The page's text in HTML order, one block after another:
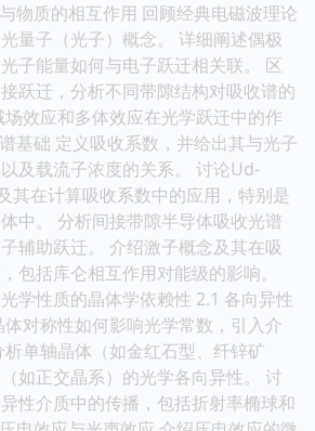
物质的相互作用 回顾经典电磁波理论
量子（光子）概念。 详细阐述偶极
子能量如何与电子跃迁相关联。 区
跃迁，分析不同带隙结构对吸收谱的
效应和多体效应在光学跃迁中的作
基础 定义吸收系数，并给出其与光子
及载流子浓度的关系。 讨论Ud-
其在计算吸收系数中的应用，特别是
中。 分析间接带隙半导体吸收光谱
辅助跃迁。 介绍激子概念及其在吸
包括库仑相互作用对能级的影响。
学性质的晶体学依赖性 2.1 各向异性
对称性如何影响光学常数，引入介
单轴晶体（如金红石型、纤锌矿
如正交晶系）的光学各向异性。 讨
性介质中的传播，包括折射率椭球和